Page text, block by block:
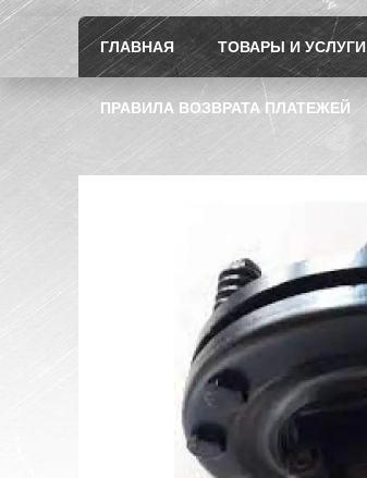
ГЛАВНАЯ ТОВАРЫ И УСЛУГИ
ПРАВИЛА ВОЗВРАТА ПЛАТЕЖЕЙ